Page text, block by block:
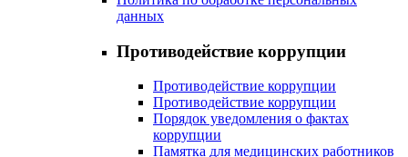
данных
Противодействие коррупции
Противодействие коррупции
Противодействие коррупции
Порядок уведомления о фактах
коррупции
Памятка для медицинских работников